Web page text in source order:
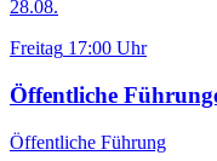
28.08.
Freitag 17:00 Uhr
Öffentliche
Öffentliche Führung